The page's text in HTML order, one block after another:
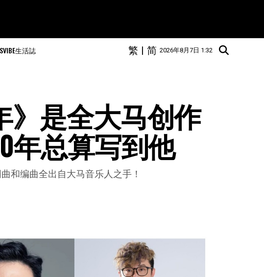
生活誌 2026年8月7日 1:32
简
|
繁
》是全大马创作
年总算写到他
和编曲全出自大马音乐人之手！